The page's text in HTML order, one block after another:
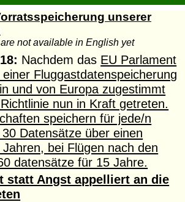
unserer
not available in English yet
Nachdem das EU Parlament
Fluggastdatenspeicherung
und von Europa zugestimmt
nun in Kraft getreten.
speichern für jede/n
Datensätze über einen
bei Flügen nach den
datensätze für 15 Jahre.
statt Angst appelliert an die